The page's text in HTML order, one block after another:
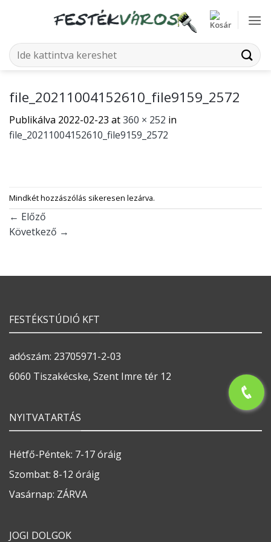
Keresés
a
file_20211004152610_file9159_2572
Publikálva 2022-02-23 at360 × 252 in
file_20211004152610_file9159_2572
Mindkét hozzászólás sikeresen lezárva.
← Előző
Következő →
FESTÉKSTÚDIÓ KFT
adószám: 23705971-2-03
6060 Tiszakécske, Szent Imre tér 12
NYITVATARTÁS
Hétfő-Péntek: 7-17 óráig
Szombat: 8-12 óráig
Vasárnap: ZÁRVA
JOGI DOLGOK